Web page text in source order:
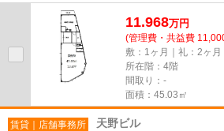
11.968万円
(管理費・共益費
敷：1ヶ月｜礼：2ヶ月
所在階：4階
間取り：-
面積：45.03㎡
賃貸｜店舗事務所 天野ビル